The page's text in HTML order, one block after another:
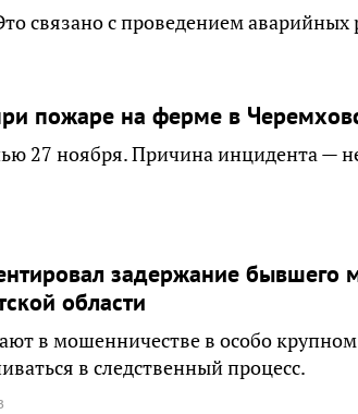
связано с проведением аварийных
пожаре на ферме в
27 ноября. Причина инцидента —
задержание бывшего
области
в мошенничестве в особо крупном
в следственный процесс.